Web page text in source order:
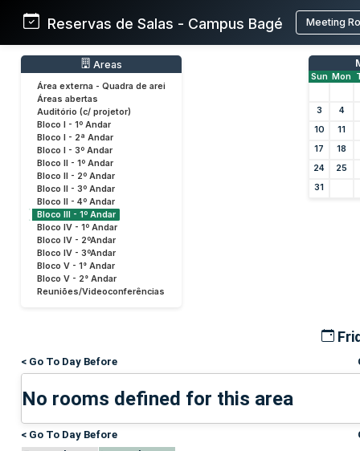
Reservas de Salas - Campus Bagé Meeting
Areas
Área externa - Quadra de arei
Áreas abertas
Auditório (c/ projetor)
Bloco I - 1º Andar
Bloco I - 2ª Andar
Bloco I - 3º Andar
Bloco II - 1º Andar
Bloco II - 2º Andar
Bloco II - 3º Andar
Bloco II - 4º Andar
Bloco III - 1º Andar
Bloco IV - 1º Andar
Bloco IV - 2ºAndar
Bloco IV - 3ºAndar
Bloco V - 1° Andar
Bloco V - 2° Andar
Reuniões/Videoconferências
Sun Mon
3
4
10
11
17
18
24
25
31
< Go To Day Before
No rooms defined for this area
< Go To Day Before